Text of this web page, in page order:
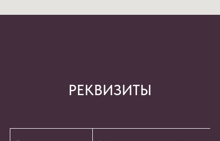
РЕКВИЗИТЫ